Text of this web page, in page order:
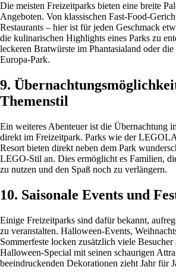
Die meisten Freizeitparks bieten eine breite
Angeboten. Von klassischen Fast-Food-
Restaurants – hier ist für jeden Geschmack
die kulinarischen Highlights eines Parks zu
leckeren Bratwürste im Phantasialand oder
Europa-Park.
9.
Themenstil
Ein weiteres Abenteuer ist die Übernachtung
direkt im Freizeitpark. Parks wie der
Resort bieten direkt neben dem Park
LEGO-Stil an. Dies ermöglicht es Familien,
zu nutzen und den Spaß noch zu verlängern.
10. Saisonale Events und
Einige Freizeitparks sind dafür bekannt,
zu veranstalten. Halloween-Events,
Sommerfeste locken zusätzlich viele
Halloween-Special mit seinen schaurigen
beeindruckenden Dekorationen zieht Jahr für